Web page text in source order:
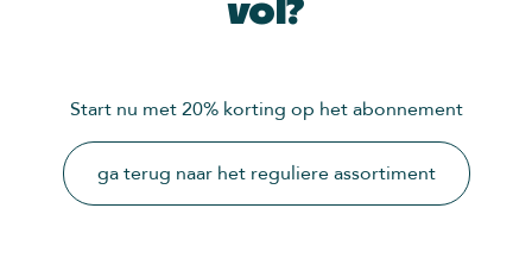
vol?
Start nu met 20% korting op het abonnement
ga terug naar het reguliere assortiment